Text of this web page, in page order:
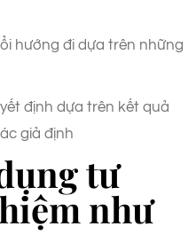
hướng đi dựa trên những
định dựa trên kết quả
giả định
tư
như